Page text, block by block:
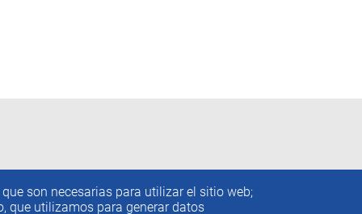
son necesarias para utilizar el sitio web;
que utilizamos para generar datos